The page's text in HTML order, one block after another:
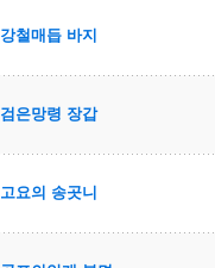
강철매듭 바지
검은망령 장갑
고요의 송곳니